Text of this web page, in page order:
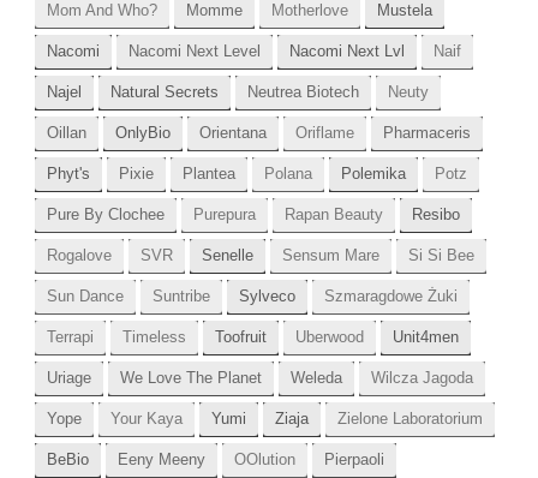
Mom And Who? Momme Motherlove Mustela
Nacomi Nacomi Next Level Nacomi Next Lvl Naif
Najel Natural Secrets Neutrea Biotech Neuty
Oillan OnlyBio Orientana Oriflame Pharmaceris
Phyt's Pixie Plantea Polana Polemika Potz
Pure By Clochee Purepura Rapan Beauty Resibo
Rogalove SVR Senelle Sensum Mare Si Si Bee
Sun Dance Suntribe Sylveco Szmaragdowe Żuki
Terrapi Timeless Toofruit Uberwood Unit4men
Uriage We Love The Planet Weleda Wilcza Jagoda
Yope Your Kaya Yumi Ziaja Zielone Laboratorium
BeBio Eeny Meeny OOlution Pierpaoli